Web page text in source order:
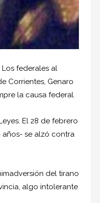
federales al
Corrientes, Genaro
la causa federal.
El 28 de febrero
años- se alzó contra
del tirano
algo intolerante